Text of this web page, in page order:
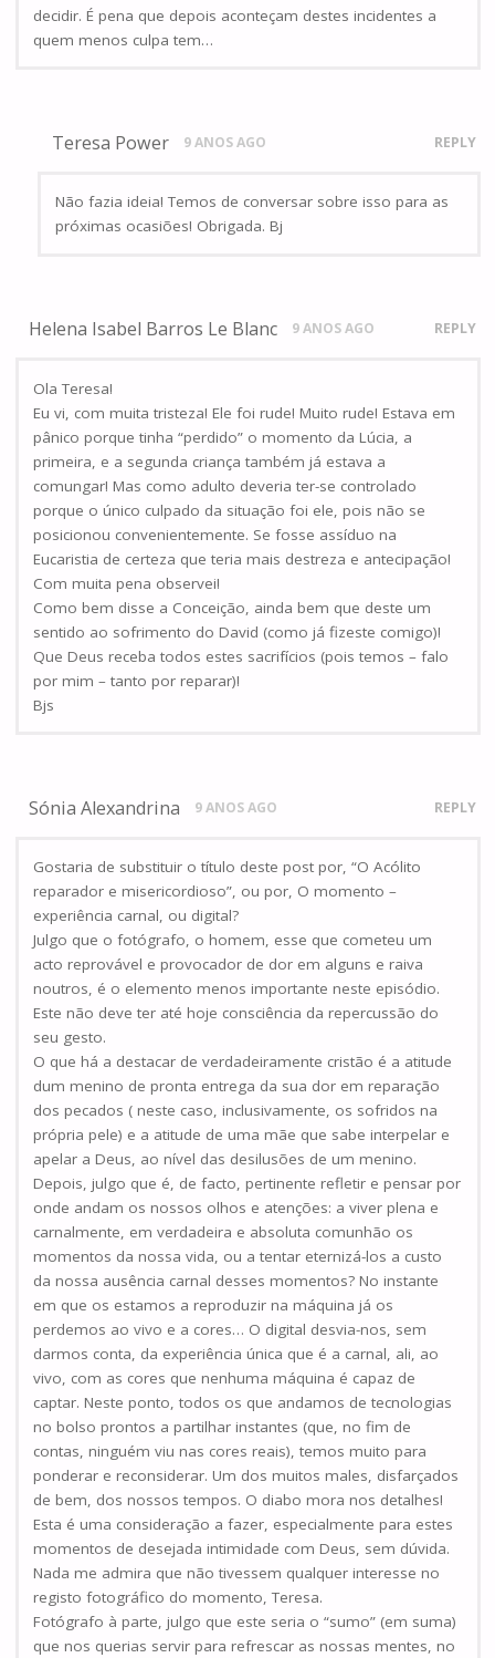
decidir. É pena que depois aconteçam destes incidentes a
quem menos culpa tem…
Teresa Power 9 ANOS AGO REPLY
Não fazia ideia! Temos de conversar sobre isso para as
próximas ocasiões! Obrigada. Bj
Helena Isabel Barros Le Blanc 9 ANOS AGO REPLY
Ola Teresa!
Eu vi, com muita tristeza! Ele foi rude! Muito rude! Estava em
pânico porque tinha “perdido” o momento da Lúcia, a
primeira, e a segunda criança também já estava a
comungar! Mas como adulto deveria ter-se controlado
porque o único culpado da situação foi ele, pois não se
posicionou convenientemente. Se fosse assíduo na
Eucaristia de certeza que teria mais destreza e antecipação!
Com muita pena observei!
Como bem disse a Conceição, ainda bem que deste um
sentido ao sofrimento do David (como já fizeste comigo)!
Que Deus receba todos estes sacrifícios (pois temos – falo
por mim – tanto por reparar)!
Bjs
Sónia Alexandrina 9 ANOS AGO REPLY
Gostaria de substituir o título deste post por, “O Acólito
reparador e misericordioso”, ou por, O momento –
experiência carnal, ou digital?
Julgo que o fotógrafo, o homem, esse que cometeu um
acto reprovável e provocador de dor em alguns e raiva
noutros, é o elemento menos importante neste episódio.
Este não deve ter até hoje consciência da repercussão do
seu gesto.
O que há a destacar de verdadeiramente cristão é a atitude
dum menino de pronta entrega da sua dor em reparação
dos pecados ( neste caso, inclusivamente, os sofridos na
própria pele) e a atitude de uma mãe que sabe interpelar e
apelar a Deus, ao nível das desilusões de um menino.
Depois, julgo que é, de facto, pertinente refletir e pensar por
onde andam os nossos olhos e atenções: a viver plena e
carnalmente, em verdadeira e absoluta comunhão os
momentos da nossa vida, ou a tentar eternizá-los a custo
da nossa ausência carnal desses momentos? No instante
em que os estamos a reproduzir na máquina já os
perdemos ao vivo e a cores… O digital desvia-nos, sem
darmos conta, da experiência única que é a carnal, ali, ao
vivo, com as cores que nenhuma máquina é capaz de
captar. Neste ponto, todos os que andamos de tecnologias
no bolso prontos a partilhar instantes (que, no fim de
contas, ninguém viu nas cores reais), temos muito para
ponderar e reconsiderar. Um dos muitos males, disfarçados
de bem, dos nossos tempos. O diabo mora nos detalhes!
Esta é uma consideração a fazer, especialmente para estes
momentos de desejada intimidade com Deus, sem dúvida.
Nada me admira que não tivessem qualquer interesse no
registo fotográfico do momento, Teresa.
Fotógrafo à parte, julgo que este seria o “sumo” (em suma)
que nos querias servir para refrescar as nossas mentes, no